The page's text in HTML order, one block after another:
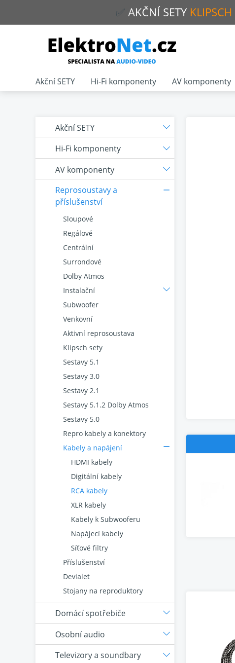
✅ AKČNÍ SETY KLIPSCH
Akční SETY
Hi-Fi komponenty
AV komponenty
Reprosoustavy a
příslušenství
Sloupové
Regálové
Centrální
Surrondové
Dolby Atmos
Instalační
Subwoofer
Venkovní
Aktivní reprosoustava
Klipsch sety
Sestavy 5.1
Sestavy 3.0
Sestavy 2.1
Sestavy 5.1.2 Dolby Atmos
Sestavy 5.0
Repro kabely a konektory
Kabely a napájení
HDMI kabely
Digitální kabely
RCA kabely
XLR kabely
Kabely k Subwooferu
Napájecí kabely
Síťové filtry
Příslušenství
Devialet
Stojany na reproduktory
Domácí spotřebiče
Osobní audio
Televizory a soundbary
Akční SETY Hi-Fi komponenty AV komponenty